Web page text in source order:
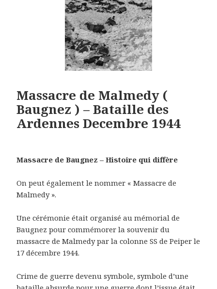
Massacre de Malmedy (
Baugnez ) – Bataille des
Ardennes Decembre 1944
Massacre de Baugnez – Histoire qui diffère
On peut également le nommer « Massacre de
Malmedy ».
Une cérémonie était organisé au mémorial de
Baugnez pour commémorer la souvenir du
massacre de Malmedy par la colonne SS de Peiper le
17 décembre 1944.
Crime de guerre devenu symbole, symbole d’une